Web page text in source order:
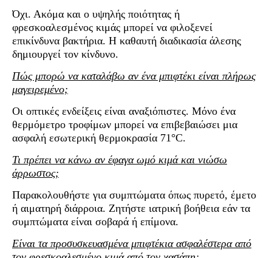
Όχι. Ακόμα και ο υψηλής ποιότητας ή
φρεσκοαλεσμένος κιμάς μπορεί να φιλοξενεί
επικίνδυνα βακτήρια. Η καθαυτή διαδικασία άλεσης
δημιουργεί τον κίνδυνο.
Πώς μπορώ να καταλάβω αν ένα μπιφτέκι είναι πλήρως
μαγειρεμένο;
Οι οπτικές ενδείξεις είναι αναξιόπιστες. Μόνο ένα
θερμόμετρο τροφίμων μπορεί να επιβεβαιώσει μια
ασφαλή εσωτερική θερμοκρασία 71°C.
Τι πρέπει να κάνω αν έφαγα ωμό κιμά και νιώσω
άρρωστος;
Παρακολουθήστε για συμπτώματα όπως πυρετό, έμετο
ή αιματηρή διάρροια. Ζητήστε ιατρική βοήθεια εάν τα
συμπτώματα είναι σοβαρά ή επίμονα.
Είναι τα προσυσκευασμένα μπιφτέκια ασφαλέστερα από